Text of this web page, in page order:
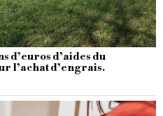
d’aides du
l’achat d’engrais.